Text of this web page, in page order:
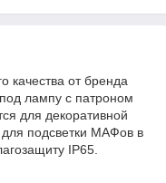
качества от бренда
лампу с патроном
для декоративной
для подсветки МАФов в
IP65.